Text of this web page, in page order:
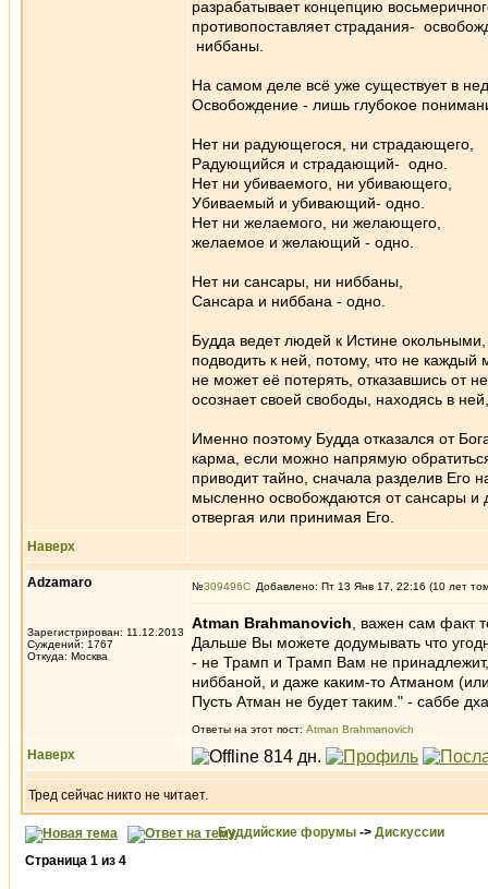
разрабатывает концепцию
противопоставляет страдания-
ниббаны.
На самом деле всё уже существует в
Освобождение - лишь глубокое
Нет ни радующегося, ни страдающего,
Радующийся и страдающий- одно.
Нет ни убиваемого, ни убивающего,
Убиваемый и убивающий- одно.
Нет ни желаемого, ни желающего,
желаемое и желающий - одно.
Нет ни сансары, ни ниббаны,
Сансара и ниббана - одно.
Будда ведет людей к Истине
подводить к ней, потому, что не каждый
не может её потерять, отказавшись от
осознает своей свободы, находясь в
Именно поэтому Будда отказался от
карма, если можно напрямую
приводит тайно, сначала разделив Его
мысленно освобождаются от сансары и
отвергая или принимая Его.
Наверх
Adzamaro
Зарегистрирован: 11.12.2013
Суждений: 1767
Откуда: Москва
№309496 Добавлено: Пт 13 Янв 17, 22:16 (10 лет
Atman Brahmanovich , важен сам факт
Дальше Вы можете додумывать что
- не Трамп и Трамп Вам не
ниббаной, и даже каким-то Атманом
Пусть Атман не будет таким." - саббе
Ответы на этот пост: Atman Brahmanovich
Наверх
Тред сейчас никто не читает.
Буддийские форумы -> Дискуссии
Страница 1 из 4